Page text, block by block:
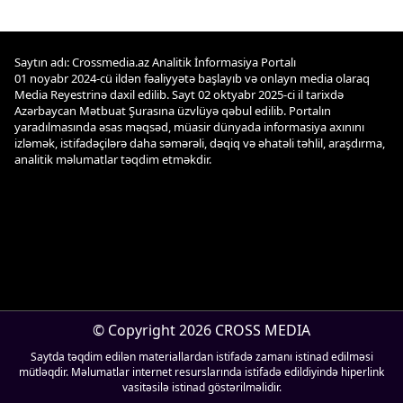
Saytın adı: Crossmedia.az Analitik İnformasiya Portalı
01 noyabr 2024-cü ildən fəaliyyətə başlayıb və onlayn media olaraq
Media Reyestrinə daxil edilib. Sayt 02 oktyabr 2025-ci il tarixdə
Azərbaycan Mətbuat Şurasına üzvlüyə qəbul edilib. Portalın
yaradılmasında əsas məqsəd, müasir dünyada informasiya axınını
izləmək, istifadəçilərə daha səmərəli, dəqiq və əhatəli təhlil, araşdırma,
analitik məlumatlar təqdim etməkdir.
© Copyright 2026 CROSS MEDIA
Saytda təqdim edilən materiallardan istifadə zamanı istinad edilməsi
mütləqdir. Məlumatlar internet resurslarında istifadə edildiyində hiperlink
vasitəsilə istinad göstərilməlidir.